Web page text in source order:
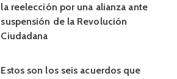
la reelección por una alianza ante
suspensión de la Revolución
Ciudadana
Estos son los seis acuerdos que